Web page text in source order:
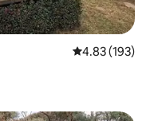
レビュー193
4.83 (193)